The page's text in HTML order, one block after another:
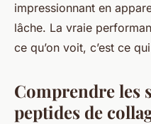
impressionnant en
lâche. La vraie
ce qu’on voit, c’est ce
Comprendre les
peptides de